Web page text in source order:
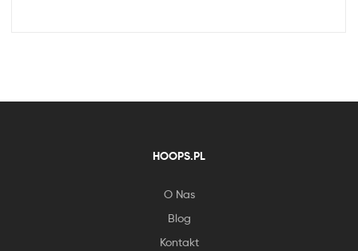
HOOPS.PL
O Nas
Blog
Kontakt